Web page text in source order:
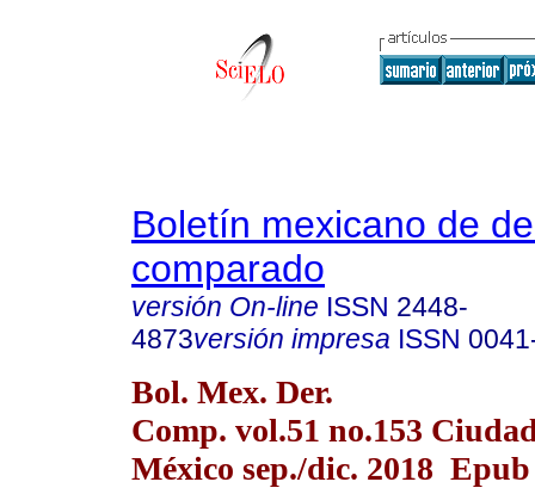
Boletín mexicano de
comparado
versión On-line ISSN 2448-
4873versión impresa ISSN
Bol. Mex. Der.
Comp. vol.51 no.153
México sep./dic. 2018